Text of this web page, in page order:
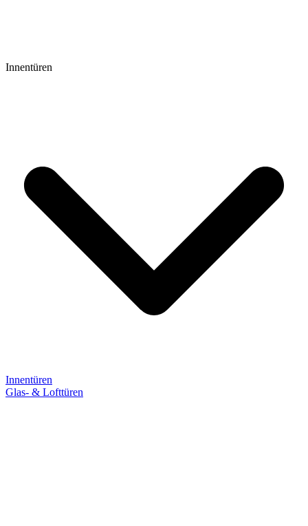
Innentüren
Innentüren
Glas- & Lofttüren